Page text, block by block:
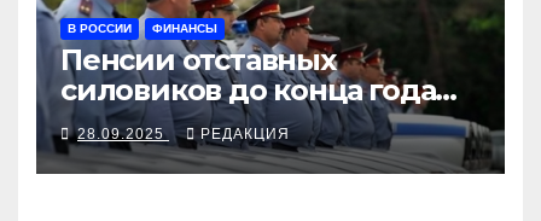
В РОССИИ ФИНАНСЫ
Пенсии отставных
силовиков до конца года
повысятся вместе с
окладами действующих
28.09.2025 РЕДАКЦИЯ